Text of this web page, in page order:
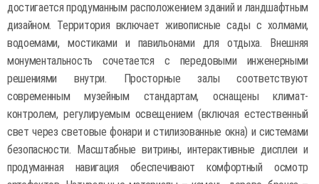
достигается продуманным расположением зданий и ландшафтным
дизайном. Территория включает живописные сады с холмами,
водоемами, мостиками и павильонами для отдыха. Внешняя
монументальность сочетается с передовыми инженерными
решениями внутри. Просторные залы соответствуют
современным музейным стандартам, оснащены климат-
контролем, регулируемым освещением (включая естественный
свет через световые фонари и стилизованные окна) и системами
безопасности. Масштабные витрины, интерактивные дисплеи и
продуманная навигация обеспечивают комфортный осмотр